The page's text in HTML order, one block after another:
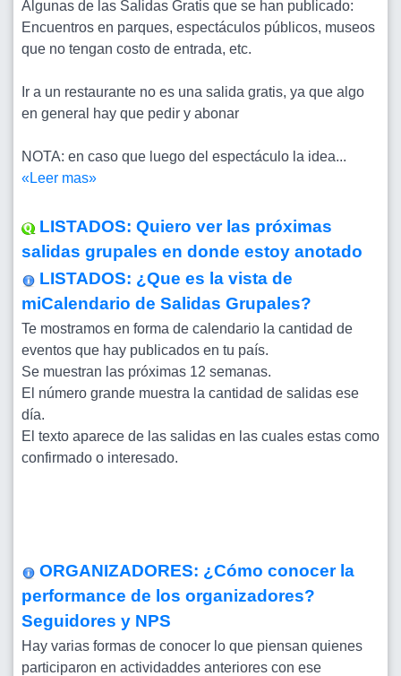
Algunas de las Salidas Gratis que se han publicado:
Encuentros en parques, espectáculos públicos, museos
que no tengan costo de entrada, etc.
Ir a un restaurante no es una salida gratis, ya que algo
en general hay que pedir y abonar
NOTA: en caso que luego del espectáculo la idea...
«Leer mas»
LISTADOS: Quiero ver las próximas
salidas grupales en donde estoy anotado
LISTADOS: ¿Que es la vista de
miCalendario de Salidas Grupales?
Te mostramos en forma de calendario la cantidad de
eventos que hay publicados en tu país.
Se muestran las próximas 12 semanas.
El número grande muestra la cantidad de salidas ese
día.
El texto aparece de las salidas en las cuales estas como
confirmado o interesado.
ORGANIZADORES: ¿Cómo conocer la
performance de los organizadores?
Seguidores y NPS
Hay varias formas de conocer lo que piensan quienes
participaron en actividaddes anteriores con ese